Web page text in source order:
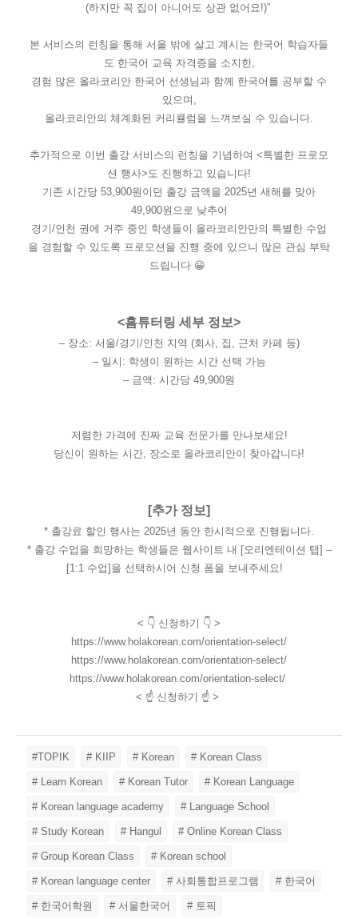
(하지만 꼭 집이 아니어도 상관 없어요!)”
본 서비스의 런칭을 통해 서울 밖에 살고 계시는 한국어 학습자들
도 한국어 교육 자격증을 소지한,
경험 많은 올라코리안 한국어 선생님과 함께 한국어를 공부할 수
있으며,
올라코리안의 체계화된 커리큘럼을 느껴보실 수 있습니다.
추가적으로 이번 출강 서비스의 런칭을 기념하여 <특별한 프로모
션 행사>도 진행하고 있습니다!
기존 시간당 53,900원이던 출강 금액을 2025년 새해를 맞아
49,900원으로 낮추어
경기/인천 권에 거주 중인 학생들이 올라코리안만의 특별한 수업
을 경험할 수 있도록 프로모션을 진행 중에 있으니 많은 관심 부탁
드립니다 😀
<홈튜터링 세부 정보>
– 장소: 서울/경기/인천 지역 (회사, 집, 근처 카페 등)
– 일시: 학생이 원하는 시간 선택 가능
– 금액: 시간당 49,900원
저렴한 가격에 진짜 교육 전문가를 만나보세요!
당신이 원하는 시간, 장소로 올라코리안이 찾아갑니다!
[추가 정보]
* 출강료 할인 행사는 2025년 동안 한시적으로 진행됩니다.
* 출강 수업을 희망하는 학생들은 웹사이트 내 [오리엔테이션 탭] –
[1:1 수업]을 선택하시어 신청 폼을 보내주세요!
< 👇 신청하기 👇 >
https://www.holakorean.com/orientation-select/
https://www.holakorean.com/orientation-select/
https://www.holakorean.com/orientation-select/
< ☝ 신청하기 ☝ >
#TOPIK # KIIP # Korean # Korean Class
# Learn Korean # Korean Tutor # Korean Language
# Korean language academy # Language School
# Study Korean # Hangul # Online Korean Class
# Group Korean Class # Korean school
# Korean language center # 사회통합프로그램 # 한국어
# 한국어학원 # 서울한국어 # 토픽